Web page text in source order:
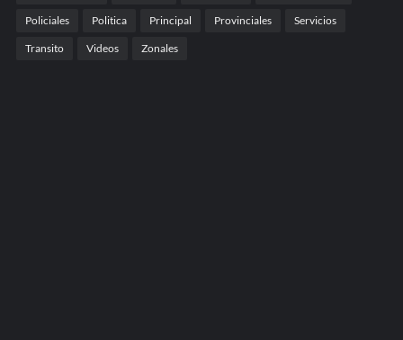
Policiales Politica Principal Provinciales Servicios
Transito Videos Zonales